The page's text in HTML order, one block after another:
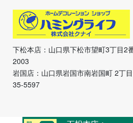
下松本店：山口県下松市望町3丁目
2003
岩国店：山口県岩国市南岩国町 2丁
35-5597